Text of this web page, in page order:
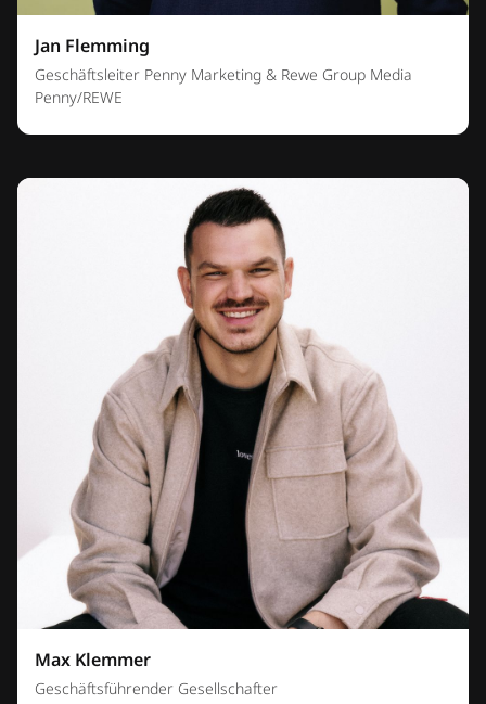
Jan Flemming
Geschäftsleiter Penny Marketing & Rewe Group Media
Penny/REWE
Max Klemmer
Geschäftsführender Gesellschafter